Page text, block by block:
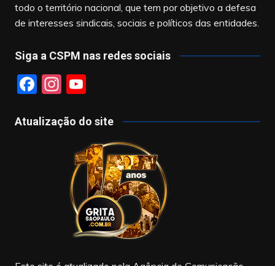
todo o território nacional, que tem por objetivo a defesa
de interesses sindicais, sociais e políticos das entidades.
Siga a CSPM nas redes sociais
F
c
In
a
m
Y
u
T
u
b
e
Atualização do site